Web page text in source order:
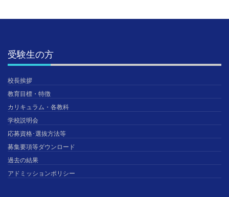
受験生の方
校長挨拶
教育目標・特徴
カリキュラム・各教科
学校説明会
応募資格･選抜方法等
募集要項等ダウンロード
過去の結果
アドミッションポリシー